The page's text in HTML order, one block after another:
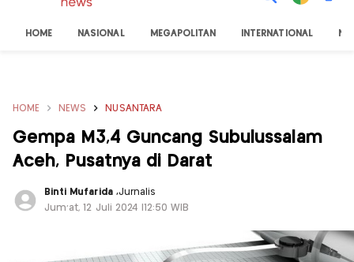
HOME NASIONAL MEGAPOLITAN INTERNATIONAL
HOME NEWS NUSANTARA
Gempa M3,4 Guncang Subulussalam
Aceh, Pusatnya di Darat
Binti Mufarida ,Jurnalis
Jum'at, 12 Juli 2024 |12:50 WIB